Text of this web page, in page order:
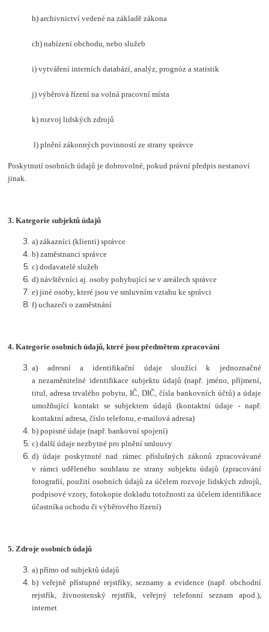
h) archivnictví vedené na základě zákona
ch) nabízení obchodu, nebo služeb
i) vytváření interních databází, analýz, prognóz a statistik
j) výběrová řízení na volná pracovní místa
k) rozvoj lidských zdrojů
l) plnění zákonných povinností ze strany správce
Poskytnutí osobních údajů je dobrovolné, pokud právní předpis nestanoví
jinak.
3.Kategorie subjektů údajů
a) zákazníci (klienti) správce
b) zaměstnanci správce
c) dodavatelé služeb
d) návštěvníci aj. osoby pohybující se v areálech správce
e) jiné osoby, které jsou ve smluvním vztahu ke správci
f) uchazeči o zaměstnání
4.Kategorie osobních údajů, které jsou předmětem zpracování
a) adresní a identifikační údaje sloužící k jednoznačné
a nezaměnitelné identifikace subjektu údajů (např. jméno, příjmení,
titul, adresa trvalého pobytu, IČ, DIČ, čísla bankovních účtů) a údaje
umožňující kontakt se subjektem údajů (kontaktní údaje - např.
kontaktní adresa, číslo telefonu, e-mailová adresa)
b) popisné údaje (např. bankovní spojení)
c) další údaje nezbytné pro plnění smlouvy
d) údaje poskytnuté nad rámec příslušných zákonů zpracovávané
v rámci uděleného souhlasu ze strany subjektu údajů (zpracování
fotografií, použití osobních údajů za účelem rozvoje lidských zdrojů,
podpisové vzory, fotokopie dokladu totožnosti za účelem identifikace
účastníka ochodu či výběrového řízení)
5.Zdroje osobních údajů
a) přímo od subjektů údajů
b) veřejně přístupné rejstříky, seznamy a evidence (např. obchodní
rejstřík, živnostenský rejstřík, veřejný telefonní seznam apod.),
internet